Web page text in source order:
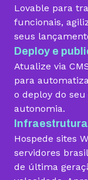
Domínio grátis
Migração grátis
Vibe Coding
Criador de Sites
Lovable para
funcionais,
seus
Deploy e
Atualize via
para
o deploy do
autonomia.
Hospede sites
servidores
de última